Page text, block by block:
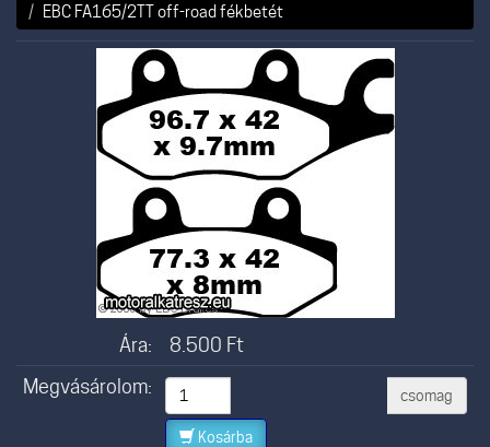
EBC FA165/2TT off-road fékbetét
Ára: 8.500 Ft
Megvásárolom:
csomag
Kosárba